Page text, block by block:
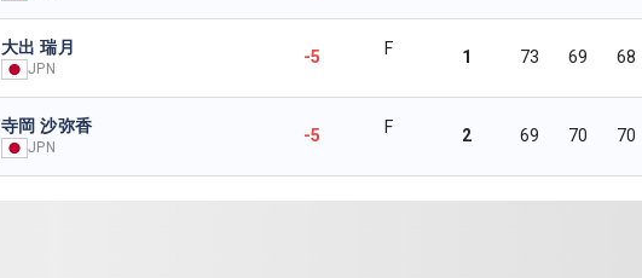
大出 瑞月
JPN
-5 F 1 73 69 68
寺岡 沙弥香
JPN
-5 F 2 69 70 70